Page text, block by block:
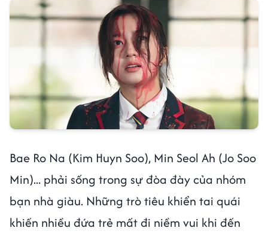
Bae Ro Na (Kim Huyn Soo), Min Seol Ah (Jo Soo
Min)... phải sống trong sự đòa đày của nhóm
bạn nhà giàu. Những trò tiêu khiển tai quái
khiến nhiều đứa trẻ mất đi niềm vui khi đến